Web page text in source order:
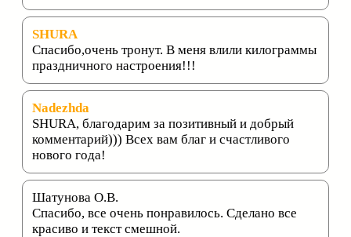
SHURA
Спасибо,очень тронут. В меня влили килограммы
праздничного настроения!!!
Nadezhda
SHURA, благодарим за позитивный и добрый
комментарий))) Всех вам благ и счастливого
нового года!
Шатунова О.В.
Спасибо, все очень понравилось. Сделано все
красиво и текст смешной.